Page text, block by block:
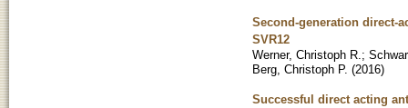
Second-generation direct-
SVR12
Werner, Christoph R. ;
Berg, Christoph P. (2016)
Successful direct acting